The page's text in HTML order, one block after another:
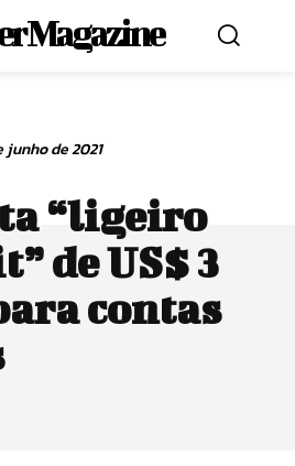
Magazine
junho de 2021
“ligeiro
de US$ 3
contas